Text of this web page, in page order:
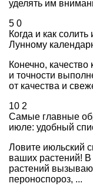
уделять им
5 0
Когда и как
Лунному
Конечно, качество
и точности
от качества и
10 2
Самые главные
июле: удобный
Ловите июльский
ваших растений!
растений
пероноспороз, ...